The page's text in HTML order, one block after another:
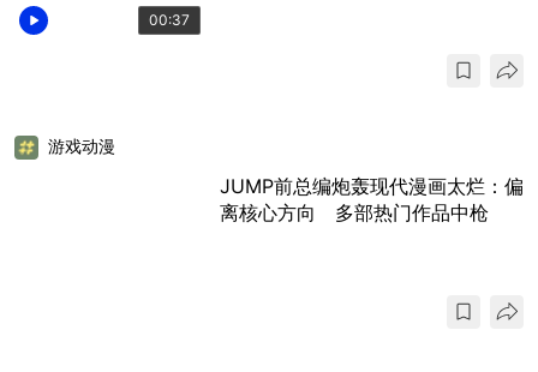
00:37
游戏动漫
JUMP前总编炮轰现代漫画太烂：偏
离核心方向 多部热门作品中枪